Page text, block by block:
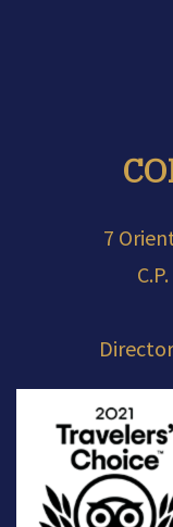
7